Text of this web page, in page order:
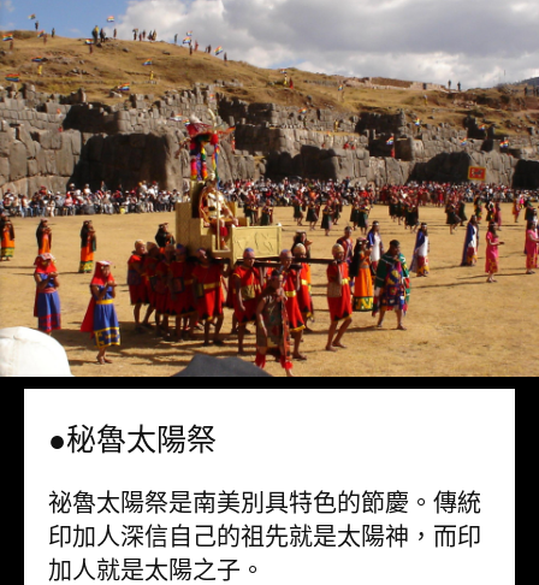
●秘魯太陽祭
祕魯太陽祭是南美別具特色的節慶。傳統
印加人深信自己的祖先就是太陽神，而印
加人就是太陽之子。